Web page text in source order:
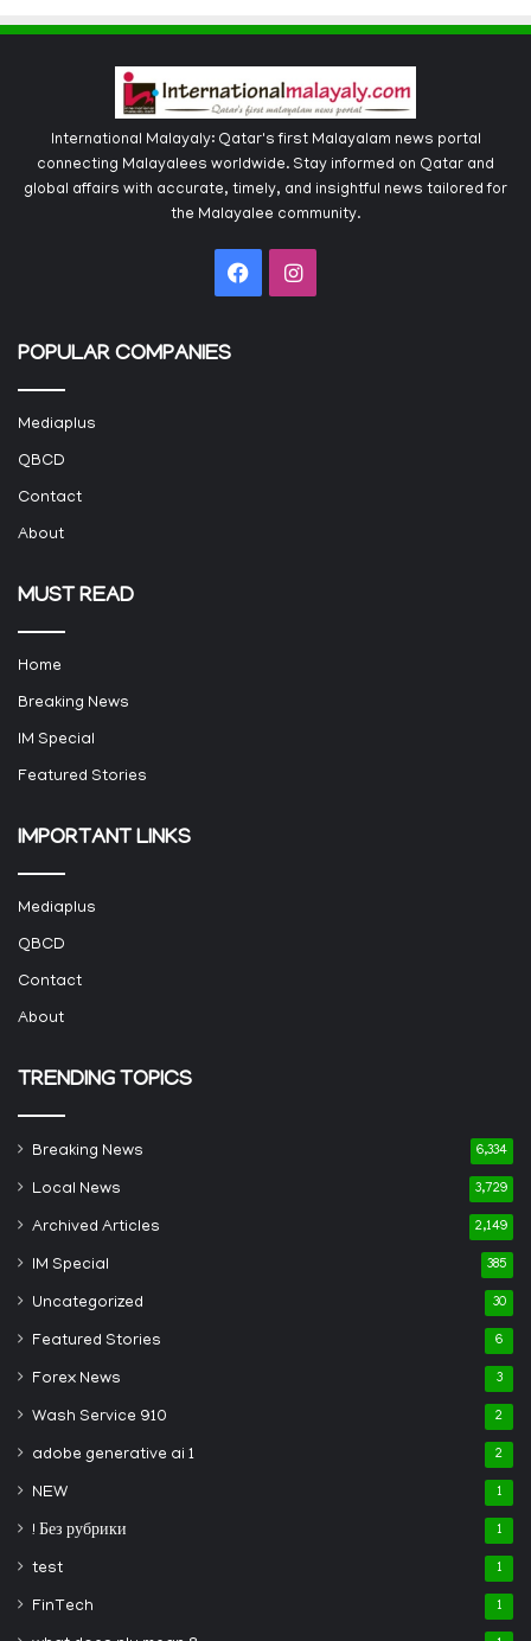
International Malayaly: Qatar's first Malayalam news portal
connecting Malayalees worldwide. Stay informed on Qatar and
global affairs with accurate, timely, and insightful news tailored for
the Malayalee community.
FacebookInstagram
POPULAR COMPANIES
Mediaplus
QBCD
Contact
About
MUST READ
Home
Breaking News
IM Special
Featured Stories
IMPORTANT LINKS
Mediaplus
QBCD
Contact
About
TRENDING TOPICS
Breaking News 6,334
Local News 3,729
Archived Articles 2,149
IM Special 385
Uncategorized 30
Featured Stories 6
Forex News 3
Wash Service 910 2
adobe generative ai 1 2
NEW 1
! Без рубрики 1
test 1
FinTech 1